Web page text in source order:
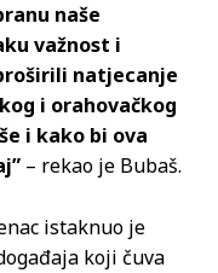
naše
važnost i
natjecanje
i orahovačkog
i kako bi ova
– rekao je Bubaš.
istaknuo je
koji čuva